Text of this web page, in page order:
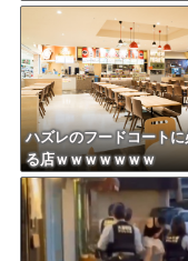
ｗｗｗｗｗｗｗｗ
ハズレのフードコートに
る店ｗｗｗｗｗｗｗ